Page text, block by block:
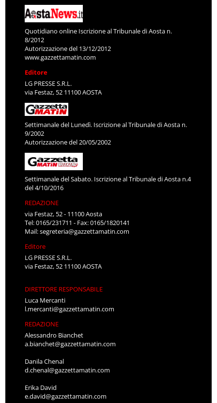
Quotidiano online Iscrizione al Tribunale di Aosta n.
8/2012
Autorizzazione del 13/12/2012
www.gazzettamatin.com
Editore
LG PRESSE S.R.L.
via Festaz, 52 11100 AOSTA
Settimanale del Lunedì. Iscrizione al Tribunale di Aosta n.
9/2002
Autorizzazione del 20/05/2002
Settimanale del Sabato. Iscrizione al Tribunale di Aosta n.4
del 4/10/2016
REDAZIONE
via Festaz, 52 - 11100 Aosta
Tel: 0165/231711 - Fax: 0165/1820141
Mail:segreteria@gazzettamatin.com
Editore
LG PRESSE S.R.L.
via Festaz, 52 11100 AOSTA
DIRETTORE RESPONSABILE
Luca Mercanti
l.mercanti@gazzettamatin.com
REDAZIONE
Alessandro Bianchet
a.bianchet@gazzettamatin.com
Danila Chenal
d.chenal@gazzettamatin.com
Erika David
e.david@gazzettamatin.com